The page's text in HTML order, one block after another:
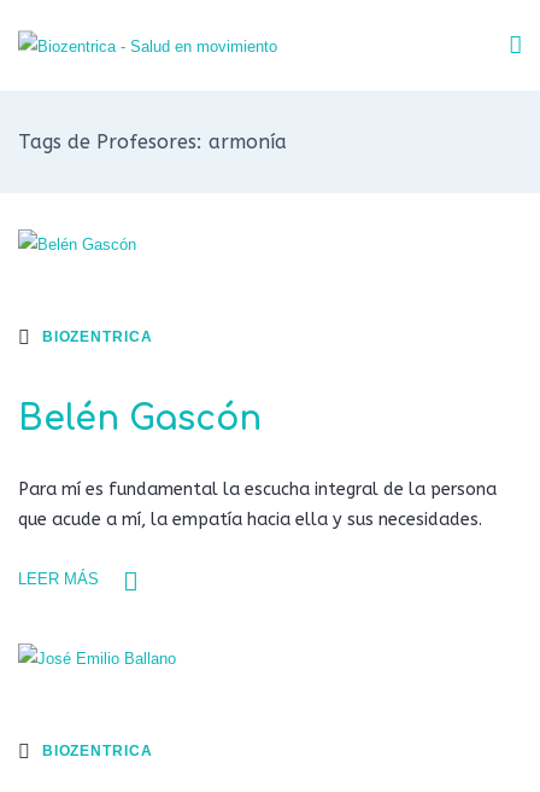
Tags de Profesores: armonía
BIOZENTRICA
Belén Gascón
Para mí es fundamental la escucha integral de la persona
que acude a mí, la empatía hacia ella y sus necesidades.
LEER MÁS
BIOZENTRICA